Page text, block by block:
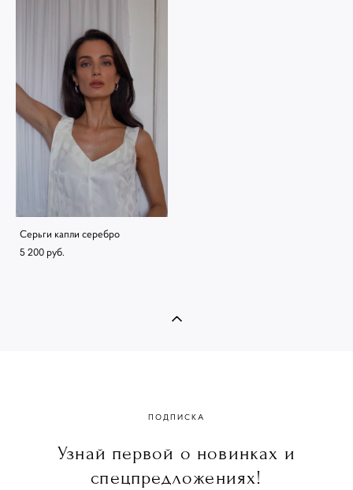
Серьги капли серебро
5 200 pуб.
ПОДПИСКА
Узнай первой о новинках и
спецпредложениях!